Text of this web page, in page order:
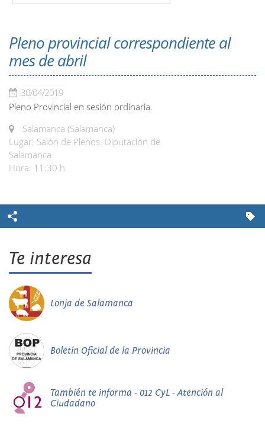
Pleno provincial correspondiente al
mes de abril
30/04/2019
Pleno Provincial en sesión ordinaria.
Salamanca (Salamanca)
Lugar: Salón de Plenos. Diputación de
Salamanca
Hora: 11:30 h.
Te interesa
Lonja de Salamanca
Boletín Oficial de la Provincia
También te informa - 012 CyL - Atención al
Ciudadano